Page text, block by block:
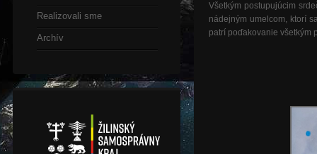
Realizovali sme
Archív
Všetkým postupujúcim
nádejným umelcom, ktorí
patrí poďakovanie všetkým